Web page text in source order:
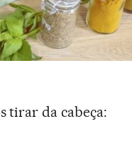
tirar da cabeça: